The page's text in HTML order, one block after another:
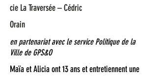
cie La Traversée – Cédric
Orain
en partenariat avec le service Politique de la
Ville de GPS&O
Maïa et Alicia ont 13 ans et entretiennent une